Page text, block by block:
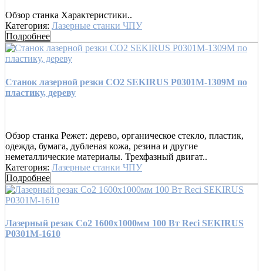
Обзор станка Характеристики..
Категория: Лазерные станки ЧПУ
Подробнее
Станок лазерной резки CO2 SEKIRUS P0301М-1309M по
пластику, дереву
Обзор станка Режет: дерево, органическое стекло, пластик,
одежда, бумага, дубленая кожа, резина и другие
неметаллические материалы. Трехфазный двигат..
Категория: Лазерные станки ЧПУ
Подробнее
Лазерный резак Co2 1600х1000мм 100 Вт Reci SEKIRUS
P0301М-1610